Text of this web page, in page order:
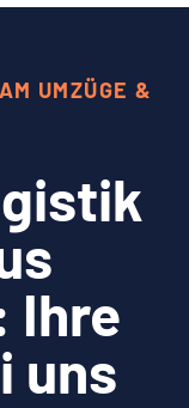
UMZÜGE &
Ihre
uns